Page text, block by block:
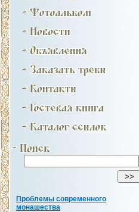
Проблемы современного
монашества